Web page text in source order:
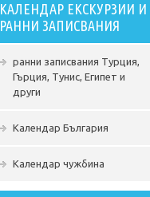
КАЛЕНДАР ЕКСКУРЗИИ И
РАННИ ЗАПИСВАНИЯ
ранни записвания Турция,
Гърция, Тунис, Египет и
други
Календар България
Календар чужбина